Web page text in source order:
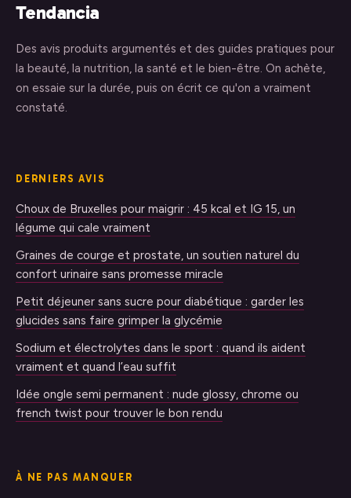
Tendancia
Des avis produits argumentés et des guides pratiques pour
la beauté, la nutrition, la santé et le bien-être. On achète,
on essaie sur la durée, puis on écrit ce qu'on a vraiment
constaté.
DERNIERS AVIS
Choux de Bruxelles pour maigrir : 45 kcal et IG 15, un
légume qui cale vraiment
Graines de courge et prostate, un soutien naturel du
confort urinaire sans promesse miracle
Petit déjeuner sans sucre pour diabétique : garder les
glucides sans faire grimper la glycémie
Sodium et électrolytes dans le sport : quand ils aident
vraiment et quand l’eau suffit
Idée ongle semi permanent : nude glossy, chrome ou
french twist pour trouver le bon rendu
À NE PAS MANQUER